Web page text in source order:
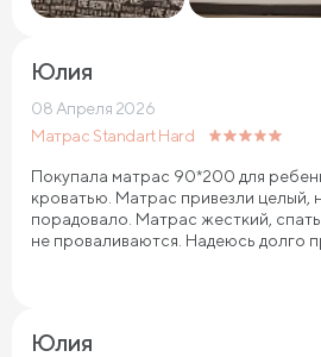
Юлия
Матрас Standart Hard
08 Апреля 2026
Покупала матрас 90*200 для
кроватью. Матрас привезли целый,
порадовало. Матрас жесткий,
не проваливаются. Надеюсь долго
Юлия